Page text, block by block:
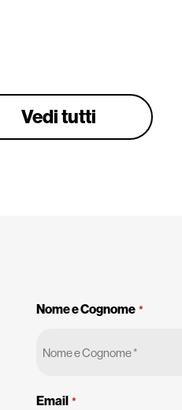
Vedi tutti
Nome e Cognome *
Email *